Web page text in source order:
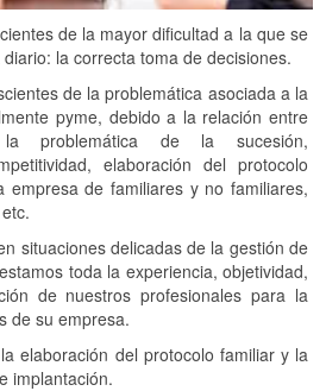
de la mayor dificultad a la que se
la correcta toma de decisiones.
de la problemática asociada a la
pyme, debido a la relación entre
problemática de la sucesión,
elaboración del protocolo
empresa de familiares y no familiares,
situaciones delicadas de la gestión de
toda la experiencia, objetividad,
de nuestros profesionales para la
de su empresa.
elaboración del protocolo familiar y la
implantación.